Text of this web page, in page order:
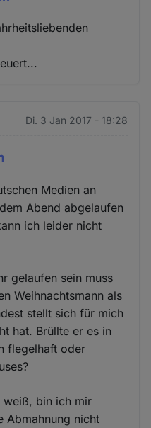
Di. 3 Jan 2017 - 18:28
Medien an
Abend abgelaufen
ich leider nicht
gelaufen sein muss
Weihnachtsmann als
stellt sich für mich
hat. Brüllte er es in
flegelhaft oder
weiß, bin ich mir
Abmahnung nicht